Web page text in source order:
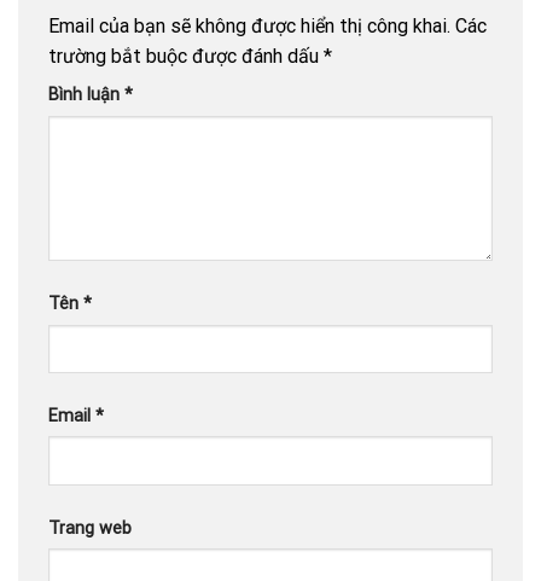
Email của bạn sẽ không được hiển thị công khai. Các
trường bắt buộc được đánh dấu *
Bình luận *
Tên *
Email *
Trang web